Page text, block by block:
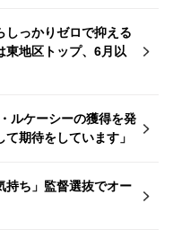
しっかりゼロで抑える
東地区トップ、6月以
ルケーシーの獲得を発
期待をしています」
持ち」監督選抜でオー